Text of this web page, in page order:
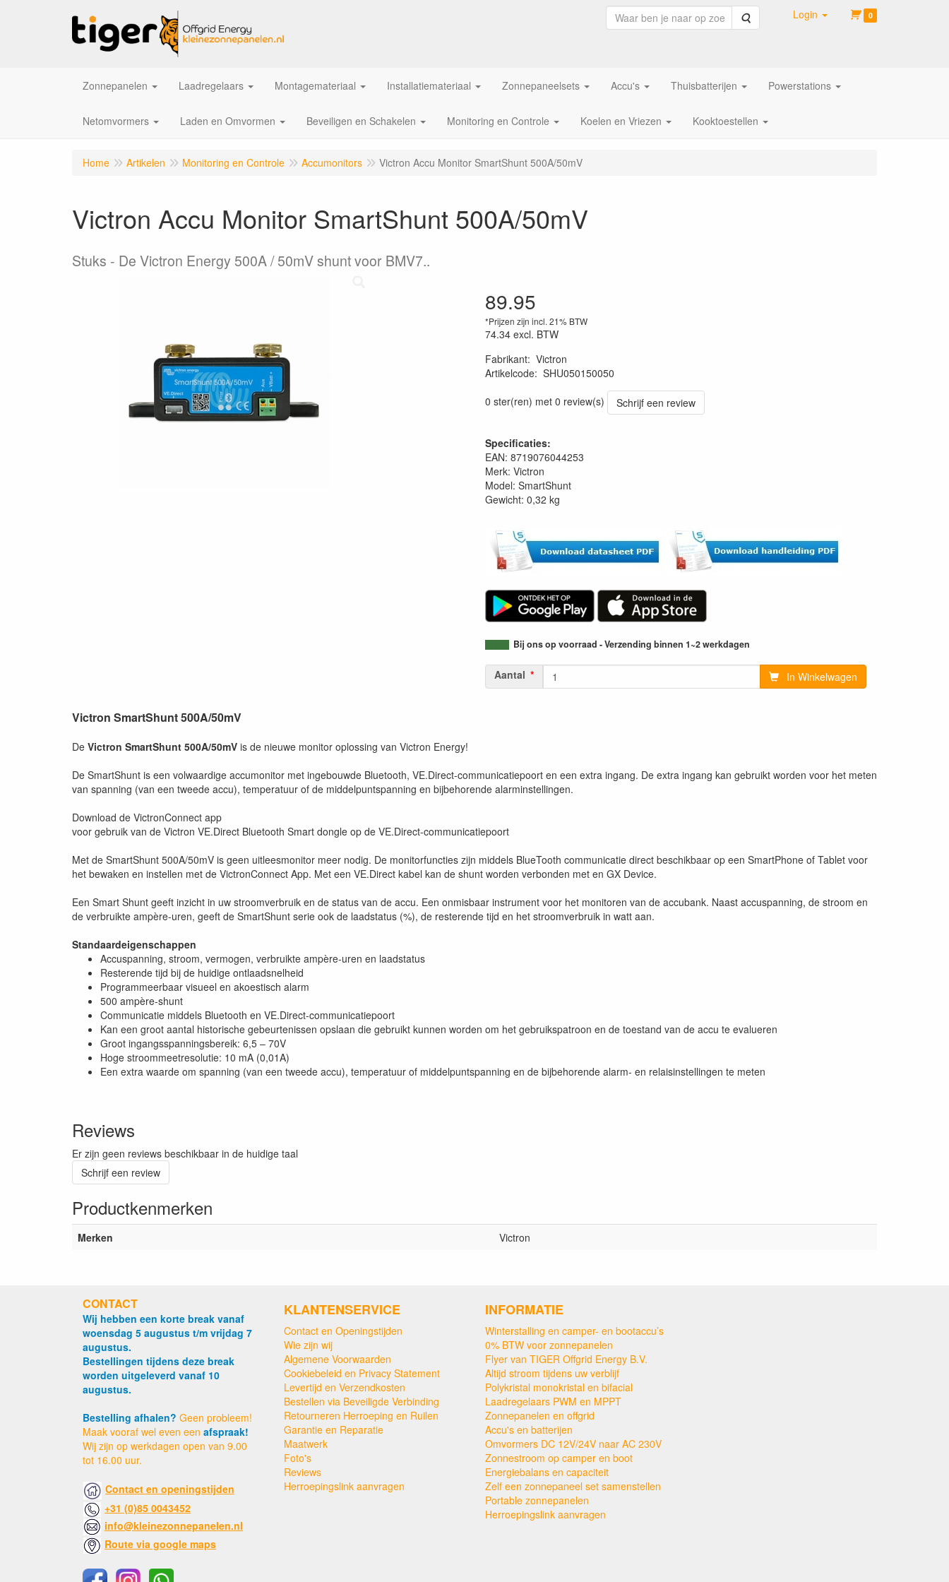
Zoeken Login 0
Zonnepanelen Laadregelaars Montagemateriaal Installatiemateriaal Zonnepaneelsets Accu's Thuisbatterijen Powerstations
Netomvormers Laden en Omvormen Beveiligen en Schakelen Monitoring en Controle Koelen en Vriezen Kooktoestellen
Home Artikelen Monitoring en Controle Accumonitors Victron Accu Monitor SmartShunt 500A/50mV
Victron Accu Monitor SmartShunt 500A/50mV
Stuks De Victron Energy 500A / 50mV shunt voor BMV7..
89.95
*Prijzen zijn incl. 21% BTW
74.34 excl. BTW
Fabrikant: Victron
Artikelcode: SHU050150050
0 ster(ren) met 0 review(s)
Schrijf een review
Specificaties:
EAN: 8719076044253
Merk: Victron
Model: SmartShunt
Gewicht: 0,32 kg
Bij ons op voorraad - Verzending binnen 1~2 werkdagen
Aantal In Winkelwagen
Victron SmartShunt 500A/50mV
De Victron SmartShunt 500A/50mV is de nieuwe monitor oplossing van Victron Energy!
De SmartShunt is een volwaardige accumonitor met ingebouwde Bluetooth, VE.Direct-communicatiepoort en een extra ingang. De extra ingang kan gebruikt worden voor het meten
van spanning (van een tweede accu), temperatuur of de middelpuntspanning en bijbehorende alarminstellingen.
Download de VictronConnect app
voor gebruik van de Victron VE.Direct Bluetooth Smart dongle op de VE.Direct-communicatiepoort
Met de SmartShunt 500A/50mV is geen uitleesmonitor meer nodig. De monitorfuncties zijn middels BlueTooth communicatie direct beschikbaar op een SmartPhone of Tablet voor
het bewaken en instellen met de VictronConnect App. Met een VE.Direct kabel kan de shunt worden verbonden met en GX Device.
Een Smart Shunt geeft inzicht in uw stroomverbruik en de status van de accu. Een onmisbaar instrument voor het monitoren van de accubank. Naast accuspanning, de stroom en
de verbruikte ampère-uren, geeft de SmartShunt serie ook de laadstatus (%), de resterende tijd en het stroomverbruik in watt aan.
Standaardeigenschappen
Accuspanning, stroom, vermogen, verbruikte ampère-uren en laadstatus
Resterende tijd bij de huidige ontlaadsnelheid
Programmeerbaar visueel en akoestisch alarm
500 ampère-shunt
Communicatie middels Bluetooth en VE.Direct-communicatiepoort
Kan een groot aantal historische gebeurtenissen opslaan die gebruikt kunnen worden om het gebruikspatroon en de toestand van de accu te evalueren
Groot ingangsspanningsbereik: 6,5 – 70V
Hoge stroommeetresolutie: 10 mA (0,01A)
Een extra waarde om spanning (van een tweede accu), temperatuur of middelpuntspanning en de bijbehorende alarm- en relaisinstellingen te meten
Reviews
Er zijn geen reviews beschikbaar in de huidige taal
Schrijf een review
Productkenmerken
Merken Victron
CONTACT
Wij hebben een korte break vanaf
woensdag 5 augustus t/m vrijdag 7
augustus.
Bestellingen tijdens deze break
worden uitgeleverd vanaf 10
augustus.
Bestelling afhalen? Geen probleem!
Maak vooraf wel even een afspraak!
Wij zijn op werkdagen open van 9.00
tot 16.00 uur.
Contact en openingstijden
+31 (0)85 0043452
info@kleinezonnepanelen.nl
Route via google maps
KLANTENSERVICE
Contact en Openingstijden
Wie zijn wij
Algemene Voorwaarden
Cookiebeleid en Privacy Statement
Levertijd en Verzendkosten
Bestellen via Beveiligde Verbinding
Retourneren Herroeping en Ruilen
Garantie en Reparatie
Maatwerk
Foto's
Reviews
Herroepingslink aanvragen
INFORMATIE
Winterstalling en camper- en bootaccu’s
0% BTW voor zonnepanelen
Flyer van TIGER Offgrid Energy B.V.
Altijd stroom tijdens uw verblijf
Polykristal monokristal en bifacial
Laadregelaars PWM en MPPT
Zonnepanelen en offgrid
Accu's en batterijen
Omvormers DC 12V/24V naar AC 230V
Zonnestroom op camper en boot
Energiebalans en capaciteit
Zelf een zonnepaneel set samenstellen
Portable zonnepanelen
Herroepingslink aanvragen